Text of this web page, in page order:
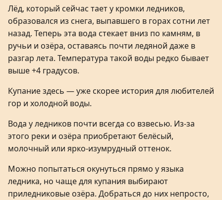
Лёд, который сейчас тает у кромки ледников,
образовался из снега, выпавшего в горах сотни лет
назад. Теперь эта вода стекает вниз по камням, в
ручьи и озёра, оставаясь почти ледяной даже в
разгар лета. Температура такой воды редко бывает
выше +4 градусов.
Купание здесь — уже скорее история для любителей
гор и холодной воды.
Вода у ледников почти всегда со взвесью. Из-за
этого реки и озёра приобретают белёсый,
молочный или ярко-изумрудный оттенок.
Можно попытаться окунуться прямо у языка
ледника, но чаще для купания выбирают
приледниковые озёра. Добраться до них непросто,